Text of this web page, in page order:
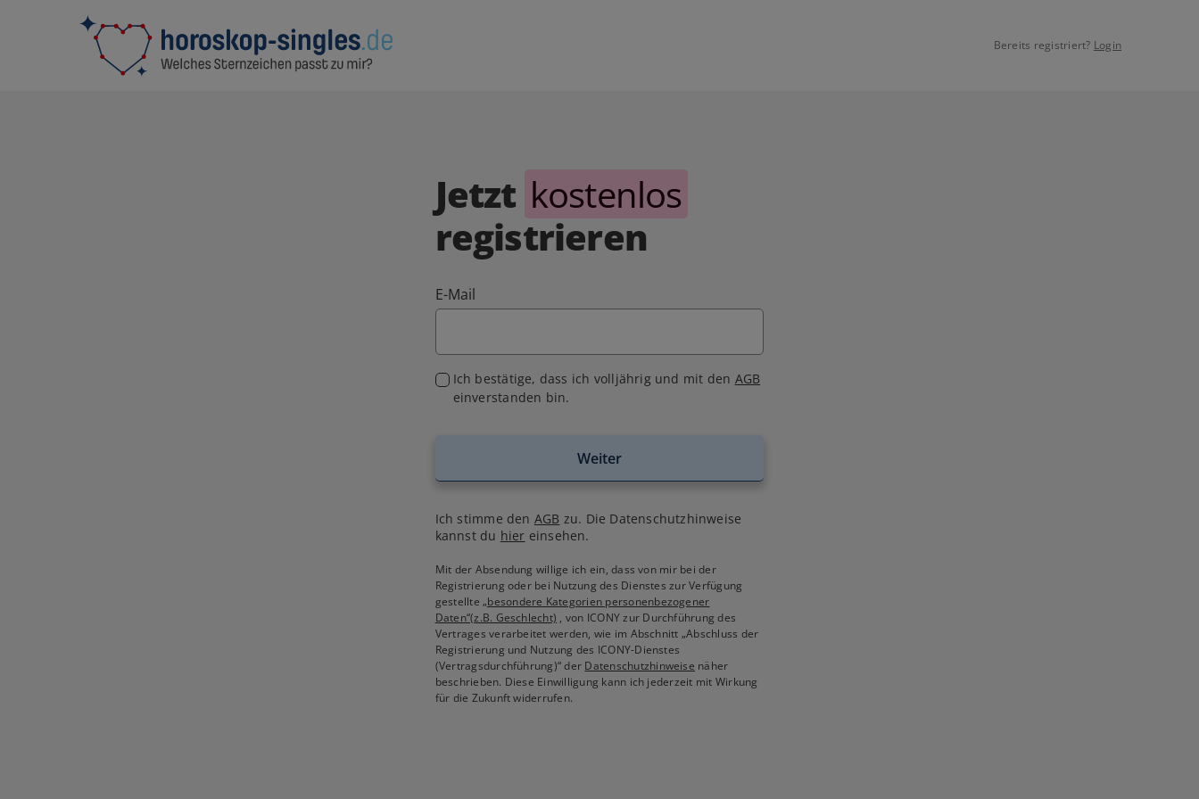
Bereits registriert? Login
Jetzt kostenlos
registrieren
E-Mail
Ich bestätige, dass ich volljährig und mit den AGB
einverstanden bin.
Weiter
Ich stimme den AGB zu. Die Datenschutzhinweise
kannst du hier einsehen.
Mit der Absendung willige ich ein, dass von mir bei der
Registrierung oder bei Nutzung des Dienstes zur Verfügung
gestellte„besondere Kategorien personenbezogener
Daten“(z.B. Geschlecht) , von ICONY zur Durchführung des
Vertrages verarbeitet werden, wie im Abschnitt „Abschluss der
Registrierung und Nutzung des ICONY-Dienstes
(Vertragsdurchführung)“ der Datenschutzhinweise näher
beschrieben. Diese Einwilligung kann ich jederzeit mit Wirkung
für die Zukunft widerrufen.